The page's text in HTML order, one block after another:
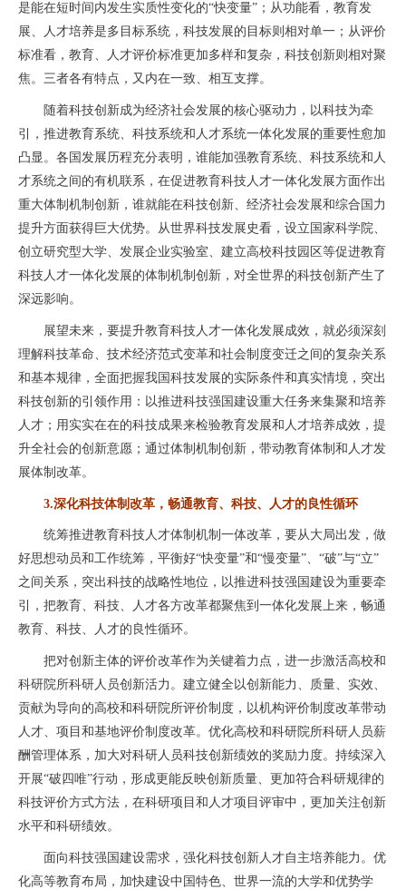
是能在短时间内发生实质性变化的“快变量”；从功能看，教育发
展、人才培养是多目标系统，科技发展的目标则相对单一；从评价
标准看，教育、人才评价标准更加多样和复杂，科技创新则相对聚
焦。三者各有特点，又内在一致、相互支撑。
随着科技创新成为经济社会发展的核心驱动力，以科技为牵
引，推进教育系统、科技系统和人才系统一体化发展的重要性愈加
凸显。各国发展历程充分表明，谁能加强教育系统、科技系统和人
才系统之间的有机联系，在促进教育科技人才一体化发展方面作出
重大体制机制创新，谁就能在科技创新、经济社会发展和综合国力
提升方面获得巨大优势。从世界科技发展史看，设立国家科学院、
创立研究型大学、发展企业实验室、建立高校科技园区等促进教育
科技人才一体化发展的体制机制创新，对全世界的科技创新产生了
深远影响。
展望未来，要提升教育科技人才一体化发展成效，就必须深刻
理解科技革命、技术经济范式变革和社会制度变迁之间的复杂关系
和基本规律，全面把握我国科技发展的实际条件和真实情境，突出
科技创新的引领作用：以推进科技强国建设重大任务来集聚和培养
人才；用实实在在的科技成果来检验教育发展和人才培养成效，提
升全社会的创新意愿；通过体制机制创新，带动教育体制和人才发
展体制改革。
3.深化科技体制改革，畅通教育、科技、人才的良性循环
统筹推进教育科技人才体制机制一体改革，要从大局出发，做
好思想动员和工作统筹，平衡好“快变量”和“慢变量”、“破”与“立”
之间关系，突出科技的战略性地位，以推进科技强国建设为重要牵
引，把教育、科技、人才各方改革都聚焦到一体化发展上来，畅通
教育、科技、人才的良性循环。
把对创新主体的评价改革作为关键着力点，进一步激活高校和
科研院所科研人员创新活力。建立健全以创新能力、质量、实效、
贡献为导向的高校和科研院所评价制度，以机构评价制度改革带动
人才、项目和基地评价制度改革。优化高校和科研院所科研人员薪
酬管理体系，加大对科研人员科技创新绩效的奖励力度。持续深入
开展“破四唯”行动，形成更能反映创新质量、更加符合科研规律的
科技评价方式方法，在科研项目和人才项目评审中，更加关注创新
水平和科研绩效。
面向科技强国建设需求，强化科技创新人才自主培养能力。优
化高等教育布局，加快建设中国特色、世界一流的大学和优势学